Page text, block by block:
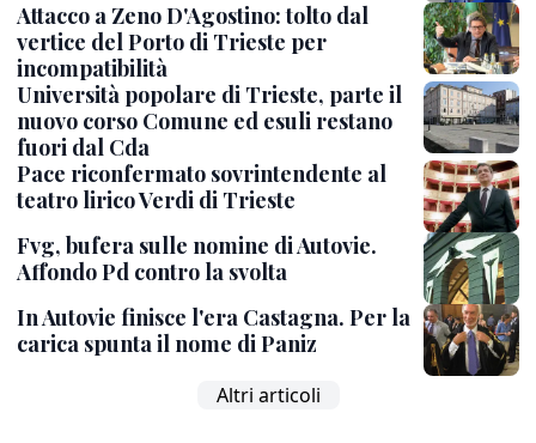
Attacco a Zeno D'Agostino: tolto dal
vertice del Porto di Trieste per
incompatibilità
Università popolare di Trieste, parte il
nuovo corso Comune ed esuli restano
fuori dal Cda
Pace riconfermato sovrintendente al
teatro lirico Verdi di Trieste
Fvg, bufera sulle nomine di Autovie.
Affondo Pd contro la svolta
In Autovie finisce l'era Castagna. Per la
carica spunta il nome di Paniz
Altri articoli